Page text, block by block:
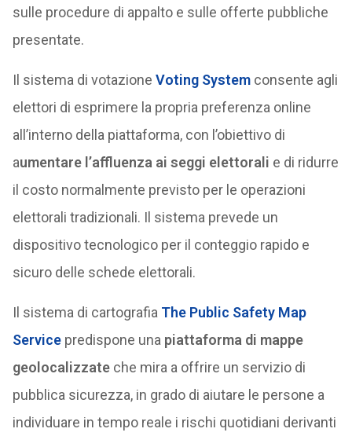
sulle procedure di appalto e sulle offerte pubbliche
presentate.
Il sistema di votazione Voting Systemconsente agli
elettori di esprimere la propria preferenza online
all’interno della piattaforma, con l’obiettivo di
aumentare l’affluenza ai seggi elettorali e di ridurre
il costo normalmente previsto per le operazioni
elettorali tradizionali. Il sistema prevede un
dispositivo tecnologico per il conteggio rapido e
sicuro delle schede elettorali.
Il sistema di cartografia The Public Safety Map
Servicepredispone una piattaforma di mappe
geolocalizzateche mira a offrire un servizio di
pubblica sicurezza, in grado di aiutare le persone a
individuare in tempo reale i rischi quotidiani derivanti